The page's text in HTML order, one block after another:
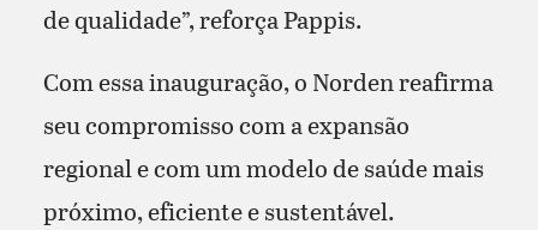
de qualidade”, reforça Pappis.
Com essa inauguração, o Norden reafirma
seu compromisso com a expansão
regional e com um modelo de saúde mais
próximo, eficiente e sustentável.